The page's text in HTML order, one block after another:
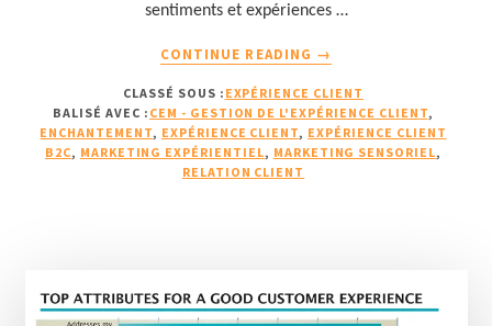
sentiments et expériences …
CONTINUE READING
LE
DÉFI
DE
→
CLASSÉ SOUS : EXPÉRIENCE CLIENT
BALISÉ AVEC : CEM - GESTION DE L'EXPÉRIENCE CLIENT,
ENCHANTEMENT, EXPÉRIENCE CLIENT, EXPÉRIENCE CLIENT
B2C, MARKETING EXPÉRIENTIEL, MARKETING SENSORIEL,
RELATION CLIENT